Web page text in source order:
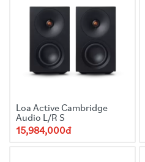
Loa Active Cambridge
Audio L/R S
15,984,000đ